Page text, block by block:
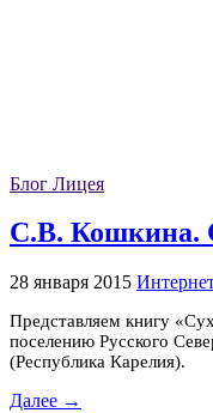
Блог Лицея
С.В. Кошкина.
28 января 2015
Представляем книгу
поселению Русского
(Республика Карелия).
Далее →